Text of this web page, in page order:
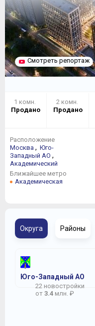
Смотреть репортаж
1 комн.
Продано
2 комн.
Продано
Расположение
Москва , Юго-
Западный АО ,
Академический
Ближайшее метро
Академическая
Округа Районы
Юго-Западный АО
22 новостройки
от 3.4 млн. ₽